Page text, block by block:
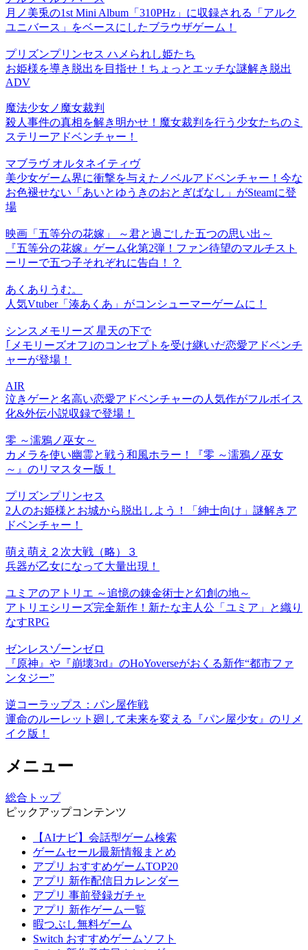
月ノ美兎の1st Mini Album「310PHz」に収録される「アルク
ユニバース」をベースにしたブラウザゲーム！
プリズンプリンセス ハメられし姫たち
お姫様を導き脱出を目指せ！ちょっとエッチな謎解き脱出
ADV
魔法少女ノ魔女裁判
殺人事件の真相を解き明かせ！魔女裁判を行う少女たちのミ
ステリーアドベンチャー！
マブラヴ オルタネイティヴ
美少女ゲーム界に衝撃を与えたノベルアドベンチャー！今な
お色褪せない「あいとゆうきのおとぎばなし」がSteamに登
場
映画「五等分の花嫁」 ～君と過ごした五つの思い出～
『五等分の花嫁』ゲーム化第2弾！ファン待望のマルチスト
ーリーで五つ子それぞれに告白！？
あくありうむ。
人気Vtuber「湊あくあ」がコンシューマーゲームに！
シンスメモリーズ 星天の下で
｢メモリーズオフ｣のコンセプトを受け継いだ恋愛アドベンチ
ャーが登場！
AIR
泣きゲーと名高い恋愛アドベンチャーの人気作がフルボイス
化&外伝小説収録で登場！
零 ～濡鴉ノ巫女～
カメラを使い幽霊と戦う和風ホラー！『零 ～濡鴉ノ巫女
～』のリマスター版！
プリズンプリンセス
2人のお姫様とお城から脱出しよう！「紳士向け」謎解きア
ドベンチャー！
萌え萌え２次大戦（略）３
兵器が乙女になって大量出現！
ユミアのアトリエ ～追憶の錬金術士と幻創の地～
アトリエシリーズ完全新作！新たな主人公「ユミア」と織り
なすRPG
ゼンレスゾーンゼロ
『原神』や『崩壊3rd』のHoYoverseがおくる新作“都市ファ
ンタジー”
逆コーラップス：パン屋作戦
運命のルーレット廻して未来を変える『パン屋少女』のリメ
イク版！
メニュー
総合トップ
ピックアップコンテンツ
【AIナビ】会話型ゲーム検索
ゲームセール最新情報まとめ
アプリ おすすめゲームTOP20
アプリ 新作配信日カレンダー
アプリ 事前登録ガチャ
アプリ 新作ゲーム一覧
暇つぶし無料ゲーム
Switch おすすめゲームソフト